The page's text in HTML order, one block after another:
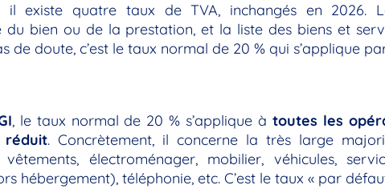
il existe quatre taux de TVA, inchangés en 2026.
du bien ou de la prestation, et la liste des biens et
de doute, c’est le taux normal de 20 % qui s’applique
, le taux normal de 20 % s’applique à toutes les
réduit. Concrètement, il concerne la très large
électroménager, mobilier, véhicules,
hébergement), téléphonie, etc. C’est le taux « par